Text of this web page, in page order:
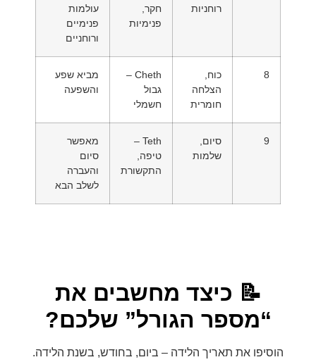
רוחניות
חקר,
פנימיות
עולמות
פנימיים
ורוחניים
8
כוח,
הצלחה
חומרית
Cheth –
גבול
חשמלי
מביא שפע
והשפעה
9
סיום,
שלמות
Teth –
טיפה,
התקשורת
מאפשר
סיום
והעברה
לשלב הבא
📝 כיצד מחשבים את
“מספר הגורל” שלכם?
הוסיפו את תאריך הלידה – ביום, בחודש, בשנת הלידה.